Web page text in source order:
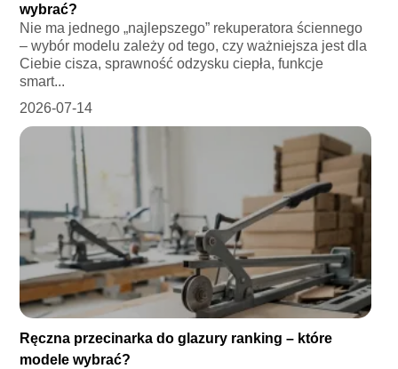
wybrać?
Nie ma jednego „najlepszego” rekuperatora ściennego
– wybór modelu zależy od tego, czy ważniejsza jest dla
Ciebie cisza, sprawność odzysku ciepła, funkcje
smart...
2026-07-14
Ręczna przecinarka do glazury ranking – które
modele wybrać?